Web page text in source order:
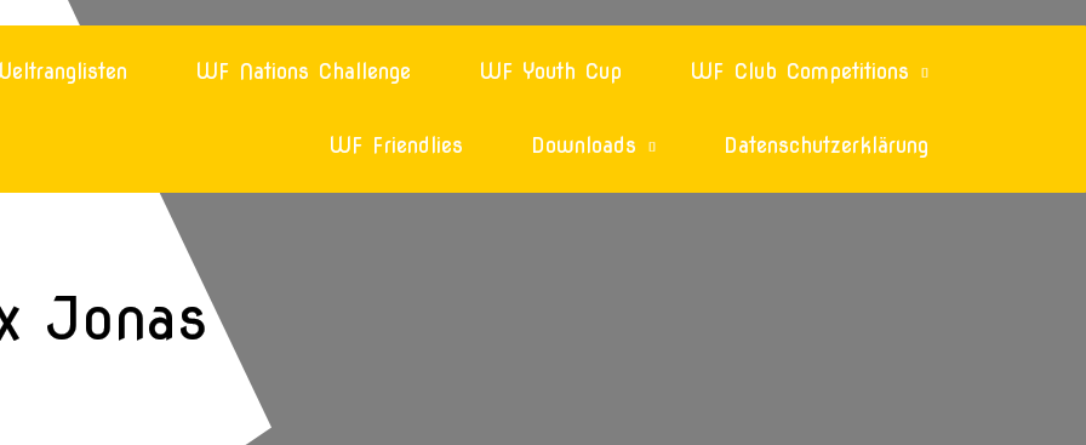
WF Nations Challenge WF Youth Cup WF Club Competitions
WF Friendlies Downloads Datenschutzerklärung
Jonas